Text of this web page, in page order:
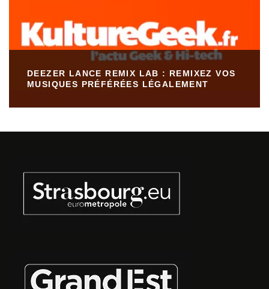
DEEZER LANCE REMIX LAB : REMIXEZ VOS
MUSIQUES PRÉFÉRÉES LÉGALEMENT